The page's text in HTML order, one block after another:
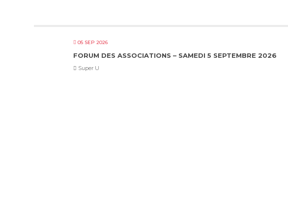
05 SEP 2026
FORUM DES ASSOCIATIONS – SAMEDI 5 SEPTEMBRE 2026
Super U